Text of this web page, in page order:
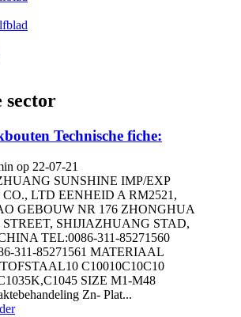
sector
Technische fiche:
op 22-07-21
SUNSHINE IMP/EXP
LTD EENHEID A RM2521,
GEBOUW NR 176 ZHONGHUA
STREET, SHIJIAZHUANG STAD,
TEL:0086-311-85271560
311-85271561 MATERIAAL
C10010C10C10
SIZE M1-M48
Zn- Plat...